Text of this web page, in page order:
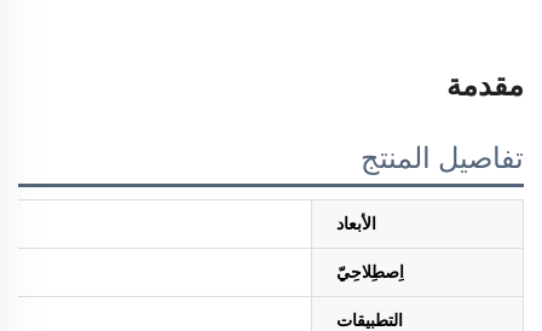
مقدمة
تفاصيل المنتج
الأبعاد
اِصطِلاحِيّ
التطبيقات